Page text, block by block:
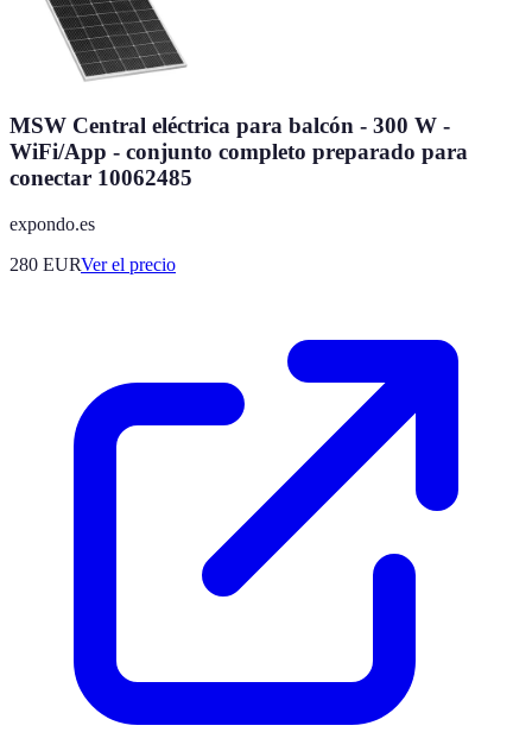
MSW Central eléctrica para balcón - 300 W -
WiFi/App - conjunto completo preparado para
conectar 10062485
expondo.es
280 EURVer el precio